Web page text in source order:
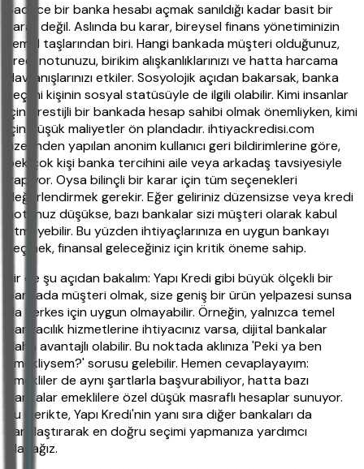
Sadece bir banka hesabı açmak sanıldığı kadar basit bir
karar değil. Aslında bu karar, bireysel finans yönetiminizin
temel taşlarından biri. Hangi bankada müşteri olduğunuz,
kredi notunuzu, birikim alışkanlıklarınızı ve hatta harcama
davranışlarınızı etkiler. Sosyolojik açıdan bakarsak, banka
seçimi kişinin sosyal statüsüyle de ilgili olabilir. Kimi insanlar
için prestijli bir bankada hesap sahibi olmak önemliyken, kimi
için düşük maliyetler ön plandadır. ihtiyackredisi.com
üzerinden yapılan anonim kullanıcı geri bildirimlerine göre,
pek çok kişi banka tercihini aile veya arkadaş tavsiyesiyle
yapıyor. Oysa bilinçli bir karar için tüm seçenekleri
değerlendirmek gerekir. Eğer geliriniz düzensizse veya kredi
notunuz düşükse, bazı bankalar sizi müşteri olarak kabul
etmeyebilir. Bu yüzden ihtiyaçlarınıza en uygun bankayı
seçmek, finansal geleceğiniz için kritik öneme sahip.
Bir de şu açıdan bakalım: Yapı Kredi gibi büyük ölçekli bir
bankada müşteri olmak, size geniş bir ürün yelpazesi sunsa
da herkes için uygun olmayabilir. Örneğin, yalnızca temel
bankacılık hizmetlerine ihtiyacınız varsa, dijital bankalar
daha avantajlı olabilir. Bu noktada aklınıza 'Peki ya ben
emekliysem?' sorusu gelebilir. Hemen cevaplayayım:
Emekliler de aynı şartlarla başvurabiliyor, hatta bazı
bankalar emeklilere özel düşük masraflı hesaplar sunuyor.
Bu içerikte, Yapı Kredi'nin yanı sıra diğer bankaları da
karşılaştırarak en doğru seçimi yapmanıza yardımcı
olacağız.